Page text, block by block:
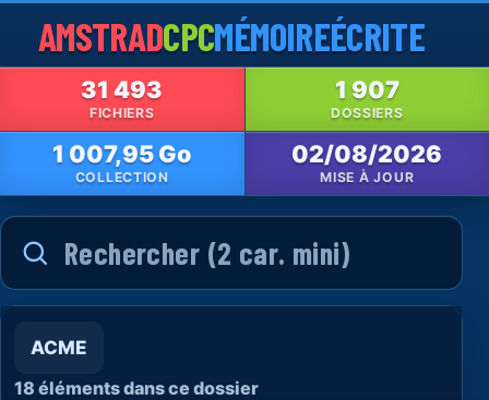
AMSTRADCPCMÉMOIREÉCRITE
31 493
FICHIERS
1 907
DOSSIERS
1 007,95 Go
COLLECTION
02/08/2026
MISE À JOUR
ACME
18 éléments dans ce dossier